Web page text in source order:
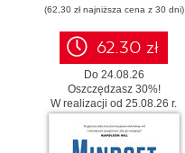
(62,30 zł najniższa cena z 30 dni)
62.30 zł
Do 24.08.26
Oszczędzasz 30%!
W realizacji od 25.08.26 r.